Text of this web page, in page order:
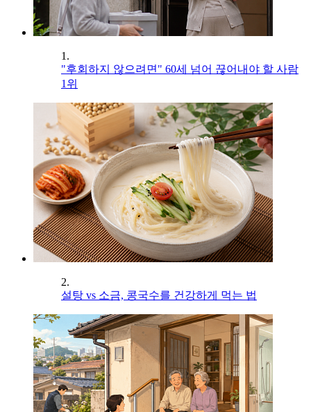
1.
"후회하지 않으려면" 60세 넘어 끊어내야 할 사람
1위
2.
설탕 vs 소금, 콩국수를 건강하게 먹는 법